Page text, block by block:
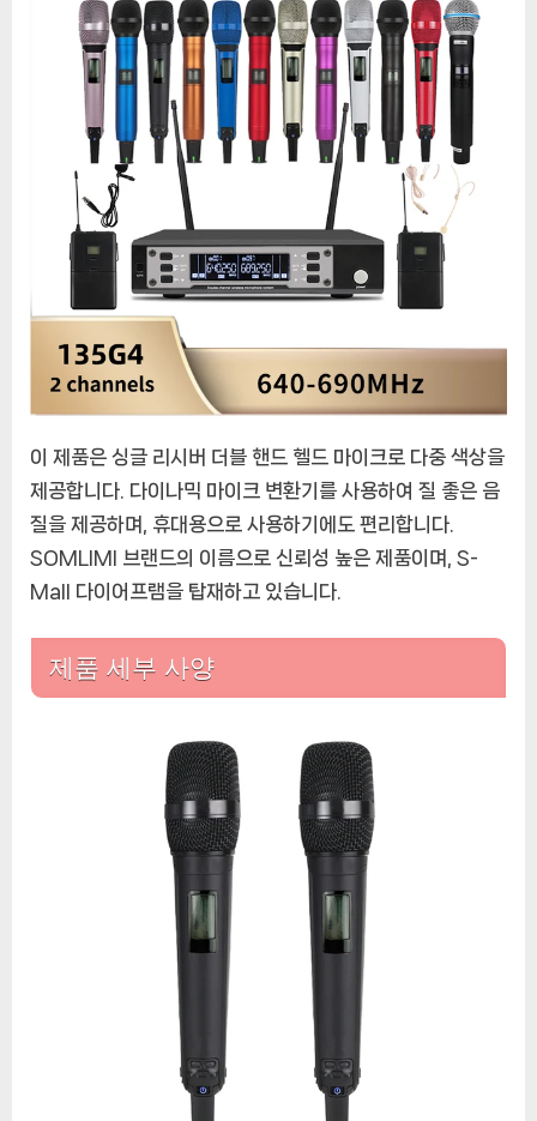
크,
다
중
하
이
퀄
리
티,
EW135G4
이 제품은 싱글 리시버 더블 핸드 헬드 마이크로 다중 색상을
제공합니다. 다이나믹 마이크 변환기를 사용하여 질 좋은 음
질을 제공하며, 휴대용으로 사용하기에도 편리합니다.
SOMLIMI 브랜드의 이름으로 신뢰성 높은 제품이며, S-
Mall 다이어프램을 탑재하고 있습니다.
제품 세부 사양